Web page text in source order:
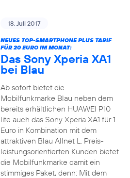
18. Juli 2017
NEUES TOP-SMARTPHONE PLUS TARIF
FÜR 20 EURO IM MONAT:
Das Sony Xperia XA1
bei Blau
Ab sofort bietet die
Mobilfunkmarke Blau neben dem
bereits erhältlichen HUAWEI P10
lite auch das Sony Xperia XA1 für 1
Euro in Kombination mit dem
attraktiven Blau Allnet L. Preis-
leistungsorientierten Kunden bietet
die Mobilfunkmarke damit ein
stimmiges Paket, denn: Mit dem